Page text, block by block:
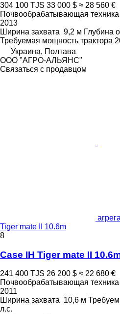
304 100 TJS 33 000 $ ≈ 28 560 €
Почвообрабатывающая техника
2013
Ширина захвата 9,2 м Глубина
Требуемая мощность трактора
Украина, Полтава
ООО "АГРО-АЛЬЯНС"
Связаться с продавцом
Tiger mate II 10.6m
8
Case IH Tiger mate II
241 400 TJS 26 200 $ ≈ 22 680 €
Почвообрабатывающая техника
2011
Ширина захвата 10,6 м
л.с.